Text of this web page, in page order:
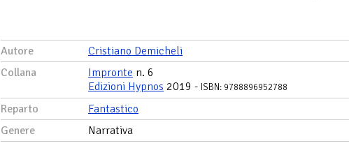
Autore
Cristiano Demicheli
Collana
Impronte n. 6
Edizioni Hypnos 2019 - ISBN: 9788896952788
Reparto
Fantastico
Genere
Narrativa